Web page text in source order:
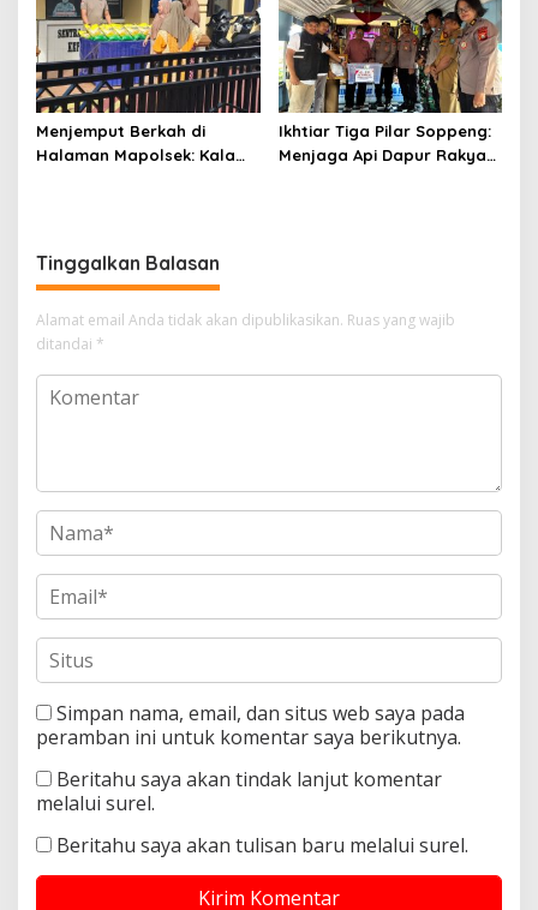
Kehangatan
Menjemput Berkah di
Halaman Mapolsek: Kala
Ikhtiar Tiga Pilar Soppeng:
Menjaga Api Dapur Rakyat
Tinggalkan Balasan
Alamat email Anda tidak akan dipublikasikan. Ruas yang wajib
ditandai *
Simpan nama, email, dan situs web saya pada
peramban ini untuk komentar saya berikutnya.
Beritahu saya akan tindak lanjut komentar
melalui surel.
Beritahu saya akan tulisan baru melalui surel.